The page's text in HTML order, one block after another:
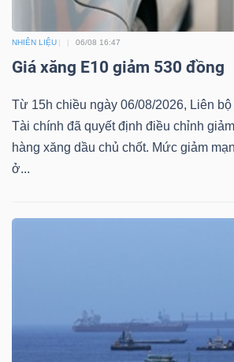
NHIÊN LIỆU 06/08 16:47
Giá xăng E10 giảm 530 đồng
Từ 15h chiều ngày 06/08/2026, Liên
Tài chính đã quyết định điều chỉnh
hàng xăng dầu chủ chốt. Mức giảm
ở...